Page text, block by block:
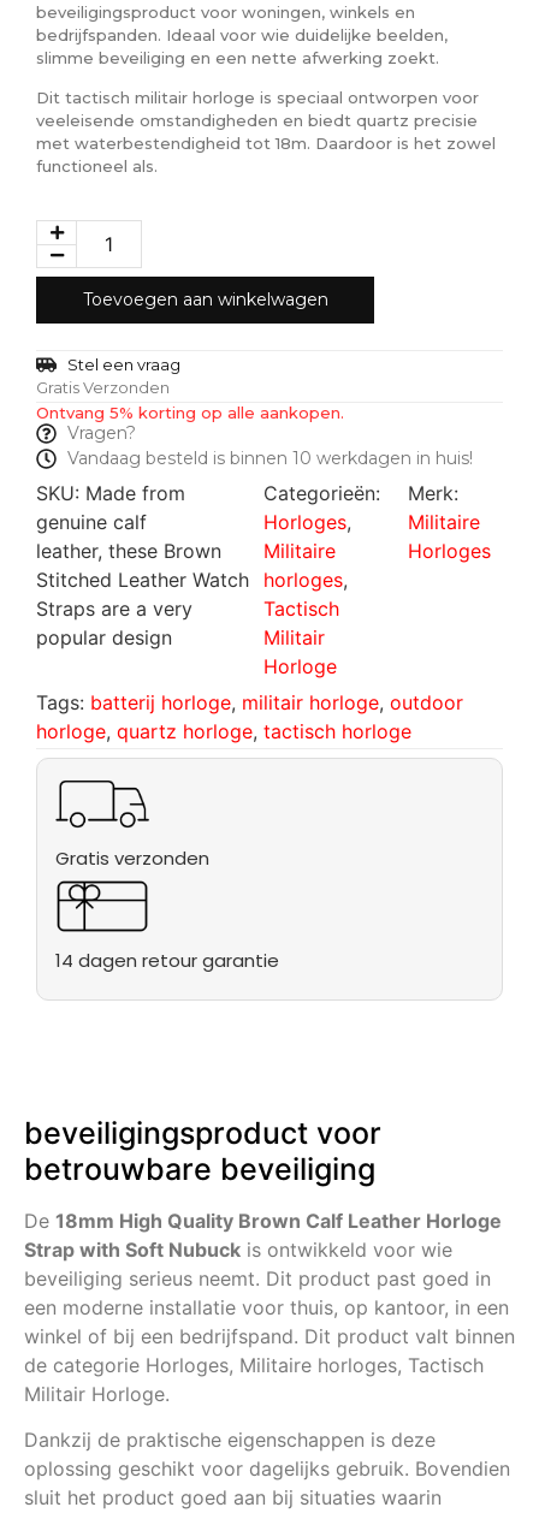
beveiligingsproduct voor woningen, winkels en
bedrijfspanden. Ideaal voor wie duidelijke beelden,
slimme beveiliging en een nette afwerking zoekt.
Dit tactisch militair horloge is speciaal ontworpen voor
veeleisende omstandigheden en biedt quartz precisie
met waterbestendigheid tot 18m. Daardoor is het zowel
functioneel als.
Toevoegen aan winkelwagen
Stel een vraag
Gratis Verzonden
Ontvang 5% korting op alle aankopen.
Vragen?
Vandaag besteld is binnen 10 werkdagen in huis!
SKU: Made from
genuine calf
leather, these Brown
Stitched Leather Watch
Straps are a very
popular design
Categorieën:
Horloges,
Militaire
horloges,
Tactisch
Militair
Horloge
Merk:
Militaire
Horloges
Tags: batterij horloge, militair horloge, outdoor
horloge, quartz horloge, tactisch horloge
Gratis verzonden
14 dagen retour garantie
beveiligingsproduct voor
betrouwbare beveiliging
De 18mm High Quality Brown Calf Leather Horloge
Strap with Soft Nubuck is ontwikkeld voor wie
beveiliging serieus neemt. Dit product past goed in
een moderne installatie voor thuis, op kantoor, in een
winkel of bij een bedrijfspand. Dit product valt binnen
de categorie Horloges, Militaire horloges, Tactisch
Militair Horloge.
Dankzij de praktische eigenschappen is deze
oplossing geschikt voor dagelijks gebruik. Bovendien
sluit het product goed aan bij situaties waarin